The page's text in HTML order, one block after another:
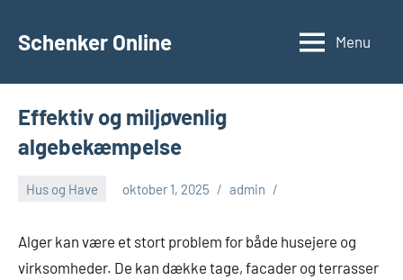
Schenker Online Menu
Effektiv og miljøvenlig
algebekæmpelse
Hus og Have oktober 1, 2025 admin
Alger kan være et stort problem for både husejere og
virksomheder. De kan dække tage, facader og terrasser